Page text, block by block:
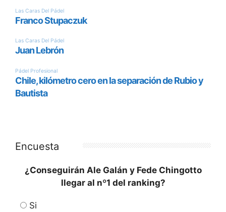
Encuesta
¿Conseguirán Ale Galán y Fede Chingotto
llegar al nº1 del ranking?
Si